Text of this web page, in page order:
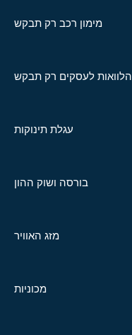
מימון רכב רק תבקש
הלוואות לעסקים רק תבקש
עגלת תינוקות
בורסה ושוק ההון
מזג האוויר
מכוניות